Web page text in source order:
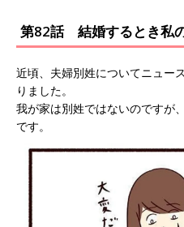
第82話 結婚するとき私
近頃、夫婦別姓についてニュー
りました。
我が家は別姓ではないのですが
です。